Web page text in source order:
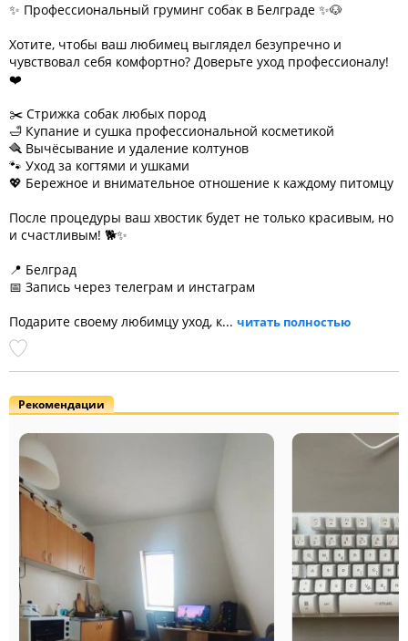
✨ Профессиональный груминг собак в Белграде ✨🐶
Хотите, чтобы ваш любимец выглядел безупречно и
чувствовал себя комфортно? Доверьте уход профессионалу!
❤️
✂️ Стрижка собак любых пород
🛁 Купание и сушка профессиональной косметикой
🪮 Вычёсывание и удаление колтунов
🐾 Уход за когтями и ушками
💖 Бережное и внимательное отношение к каждому питомцу
После процедуры ваш хвостик будет не только красивым, но
и счастливым! 🐕✨
📍 Белград
📅 Запись через телеграм и инстаграм
Подарите своему любимцу уход, к... читать полностью
Рекомендации